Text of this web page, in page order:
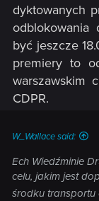
dyktowanych
odblokowania
być jeszcze
premiery to
warszawskim
CDPR.​
W_Wallace said:
Ech Wiedźminie
celu, jakim jest
środku transportu